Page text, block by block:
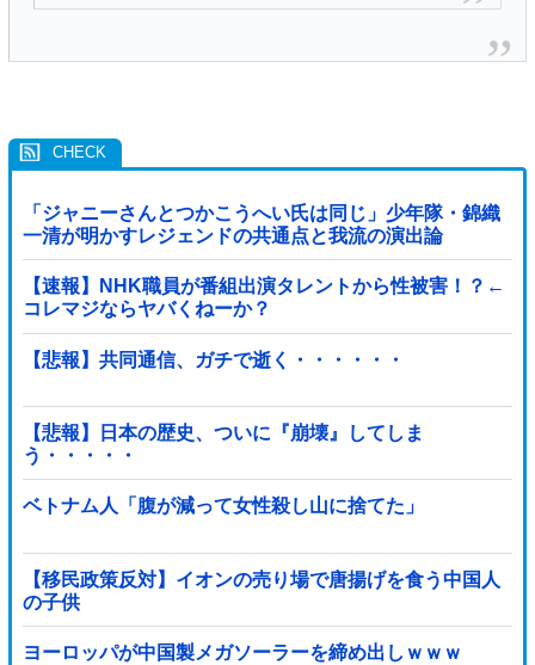
「ジャニーさんとつかこうへい氏は同じ」少年隊・錦織
一清が明かすレジェンドの共通点と我流の演出論
【速報】NHK職員が番組出演タレントから性被害！？←
コレマジならヤバくねーか？
【悲報】共同通信、ガチで逝く・・・・・・
【悲報】日本の歴史、ついに『崩壊』してしま
う・・・・・
ベトナム人「腹が減って女性殺し山に捨てた」
【移民政策反対】イオンの売り場で唐揚げを食う中国人
の子供
ヨーロッパが中国製メガソーラーを締め出しｗｗｗ